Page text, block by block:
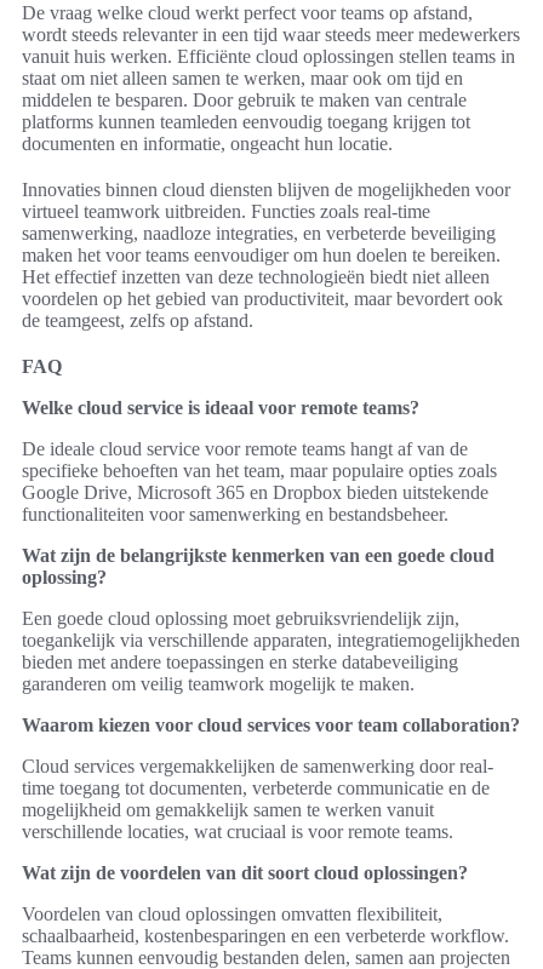
De vraag welke cloud werkt perfect voor teams op afstand,
wordt steeds relevanter in een tijd waar steeds meer medewerkers
vanuit huis werken. Efficiënte cloud oplossingen stellen teams in
staat om niet alleen samen te werken, maar ook om tijd en
middelen te besparen. Door gebruik te maken van centrale
platforms kunnen teamleden eenvoudig toegang krijgen tot
documenten en informatie, ongeacht hun locatie.
Innovaties binnen cloud diensten blijven de mogelijkheden voor
virtueel teamwork uitbreiden. Functies zoals real-time
samenwerking, naadloze integraties, en verbeterde beveiliging
maken het voor teams eenvoudiger om hun doelen te bereiken.
Het effectief inzetten van deze technologieën biedt niet alleen
voordelen op het gebied van productiviteit, maar bevordert ook
de teamgeest, zelfs op afstand.
FAQ
Welke cloud service is ideaal voor remote teams?
De ideale cloud service voor remote teams hangt af van de
specifieke behoeften van het team, maar populaire opties zoals
Google Drive, Microsoft 365 en Dropbox bieden uitstekende
functionaliteiten voor samenwerking en bestandsbeheer.
Wat zijn de belangrijkste kenmerken van een goede cloud
oplossing?
Een goede cloud oplossing moet gebruiksvriendelijk zijn,
toegankelijk via verschillende apparaten, integratiemogelijkheden
bieden met andere toepassingen en sterke databeveiliging
garanderen om veilig teamwork mogelijk te maken.
Waarom kiezen voor cloud services voor team collaboration?
Cloud services vergemakkelijken de samenwerking door real-
time toegang tot documenten, verbeterde communicatie en de
mogelijkheid om gemakkelijk samen te werken vanuit
verschillende locaties, wat cruciaal is voor remote teams.
Wat zijn de voordelen van dit soort cloud oplossingen?
Voordelen van cloud oplossingen omvatten flexibiliteit,
schaalbaarheid, kostenbesparingen en een verbeterde workflow.
Teams kunnen eenvoudig bestanden delen, samen aan projecten